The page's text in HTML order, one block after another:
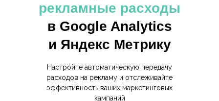
рекламные расходы
в Google Analytics
и Яндекс Метрику
Настройте автоматическую передачу
расходов на рекламу и отслеживайте
эффективность ваших маркетинговых
кампаний